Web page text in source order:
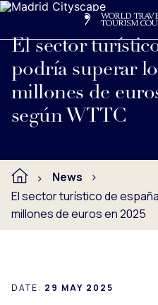
El sector
podría superar
millones de
según WTTC
Ver nota de prensa
News
El sector turístico de
millones de euros en 2025
DATE: 29 MAY 2025